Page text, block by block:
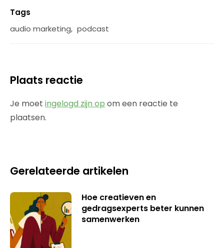
Tags
audio marketing, podcast
Plaats reactie
Je moet ingelogd zijn op om een reactie te
plaatsen.
Gerelateerde artikelen
Hoe creatieven en
gedragsexperts beter kunnen
samenwerken